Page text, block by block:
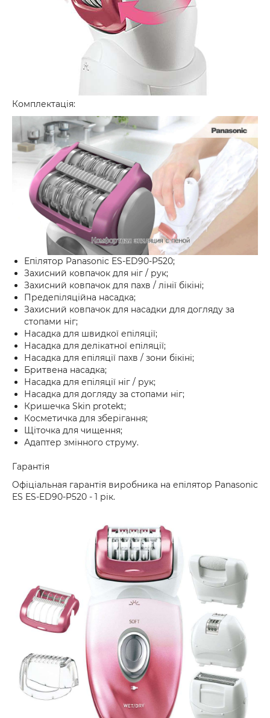
Комплектація:
Епілятор Panasonic ES-ED90-P520;
Захисний ковпачок для ніг / рук;
Захисний ковпачок для пахв / лінії бікіні;
Предепіляційна насадка;
Захисний ковпачок для насадки для догляду за
стопами ніг;
Насадка для швидкої епіляції;
Насадка для делікатної епіляції;
Насадка для епіляції пахв / зони бікіні;
Бритвена насадка;
Насадка для епіляції ніг / рук;
Насадка для догляду за стопами ніг;
Кришечка Skin protekt;
Косметичка для зберігання;
Щіточка для чищення;
Адаптер змінного струму.
Гарантія
Oфіціальная гарантія виробника на епілятор Panasonic
ES ES-ED90-P520 - 1 рік.